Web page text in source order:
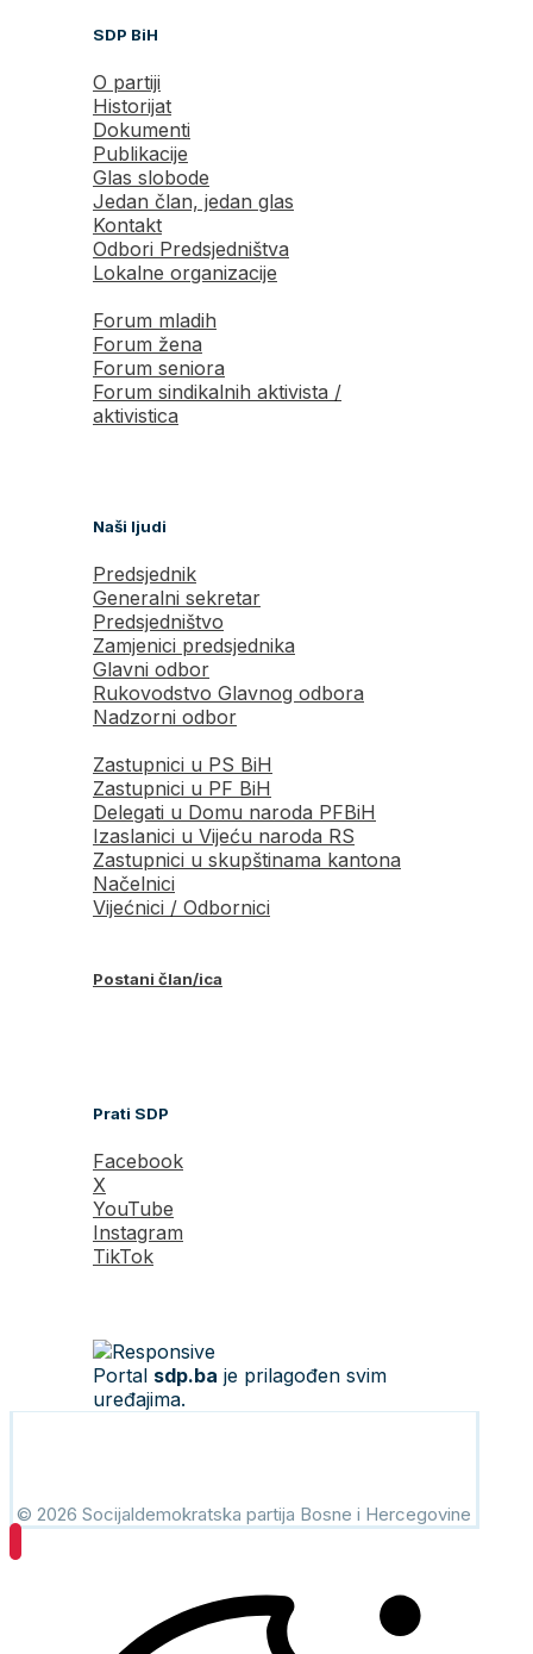
SDP BiH
O partiji
Historijat
Dokumenti
Publikacije
Glas slobode
Jedan član, jedan glas
Kontakt
Odbori Predsjedništva
Lokalne organizacije
Forum mladih
Forum žena
Forum seniora
Forum sindikalnih aktivista /
aktivistica
Naši ljudi
Predsjednik
Generalni sekretar
Predsjedništvo
Zamjenici predsjednika
Glavni odbor
Rukovodstvo Glavnog odbora
Nadzorni odbor
Zastupnici u PS BiH
Zastupnici u PF BiH
Delegati u Domu naroda PFBiH
Izaslanici u Vijeću naroda RS
Zastupnici u skupštinama kantona
Načelnici
Vijećnici / Odbornici
Postani član/ica
Prati SDP
Facebook
X
YouTube
Instagram
TikTok
Portal sdp.ba je prilagođen svim
uređajima.
© 2026 Socijaldemokratska partija Bosne i Hercegovine